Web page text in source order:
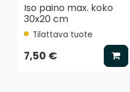
Iso paino max. koko
30x20 cm
Tilattava tuote
7,50 €